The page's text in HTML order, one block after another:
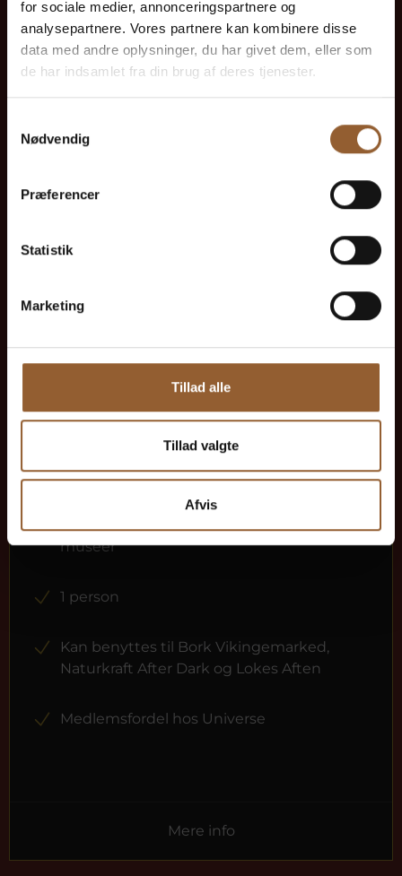
for sociale medier, annonceringspartnere og
analysepartnere. Vores partnere kan kombinere disse
data med andre oplysninger, du har givet dem, eller som
de har indsamlet fra din brug af deres tjenester.
Nødvendig
Præferencer
Statistik
Marketing
Tillad alle
Tillad valgte
Afvis
12 måneders fri adgang til alle vores
museer
1 person + 1 ledsager
Naturkraft After Dark og Lokes Aften
Medlemsfordel hos Universe
Guld
449 KR
12 måneders fri adgang til alle vores
museer
1 person
Kan benyttes til Bork Vikingemarked,
Naturkraft After Dark og Lokes Aften
Medlemsfordel hos Universe
Mere info